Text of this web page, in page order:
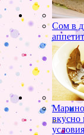
Сом в
вкусно